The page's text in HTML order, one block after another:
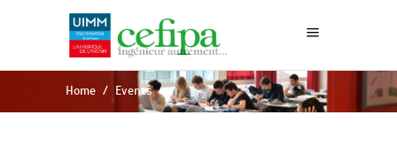
Home / Events